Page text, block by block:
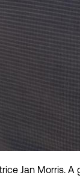
Jan Morris. A